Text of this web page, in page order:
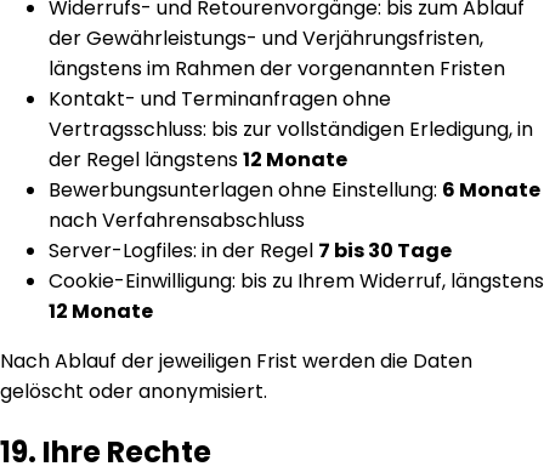
Widerrufs- und Retourenvorgänge: bis zum Ablauf
der Gewährleistungs- und Verjährungsfristen,
längstens im Rahmen der vorgenannten Fristen
Kontakt- und Terminanfragen ohne
Vertragsschluss: bis zur vollständigen Erledigung, in
der Regel längstens12 Monate
Bewerbungsunterlagen ohne Einstellung: 6 Monate
nach Verfahrensabschluss
Server-Logfiles: in der Regel 7 bis 30 Tage
Cookie-Einwilligung: bis zu Ihrem Widerruf, längstens
12 Monate
Nach Ablauf der jeweiligen Frist werden die Daten
gelöscht oder anonymisiert.
19. Ihre Rechte